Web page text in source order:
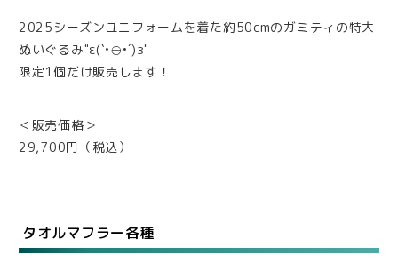
2025シーズンユニフォームを着た約50cmのガミティの特大
ぬいぐるみ"ε(`•⊖•´)з"
限定1個だけ販売します！
＜販売価格＞
29,700円（税込）
タオルマフラー各種